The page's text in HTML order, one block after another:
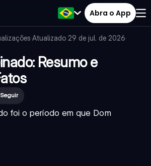
Abra o App
·Atualizado 29 de jul. de 2026·
Resumo e
Seguir
foi o período em que Dom